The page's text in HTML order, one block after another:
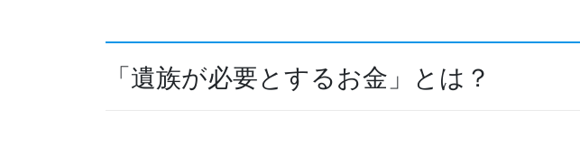
「遺族が必要とするお金」とは？